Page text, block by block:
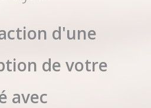
d'une
de votre
avec